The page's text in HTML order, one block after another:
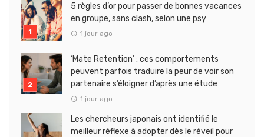
5 règles d’or pour passer de bonnes vacances
en groupe, sans clash, selon une psy
1 jour ago
‘Mate Retention’ : ces comportements
peuvent parfois traduire la peur de voir son
partenaire s’éloigner d’après une étude
1 jour ago
Les chercheurs japonais ont identifié le
meilleur réflexe à adopter dès le réveil pour